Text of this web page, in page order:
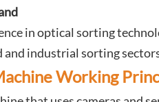
in optical sorting
industrial sorting
Working